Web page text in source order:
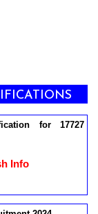
for 17727
Info